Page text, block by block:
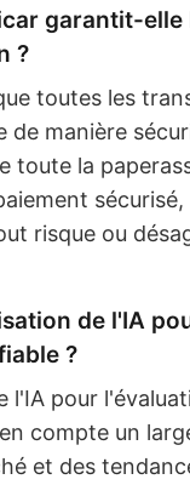
garantit-elle
?
toutes les
de manière
toute la
sécurisé,
risque ou
de l'IA
?
l'IA pour
compte un
et des